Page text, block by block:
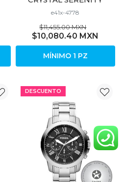
e41x-4778
$11,455.00 MXN
$10,080.40 MXN
MÍNIMO 1 PZ
DESCUENTO